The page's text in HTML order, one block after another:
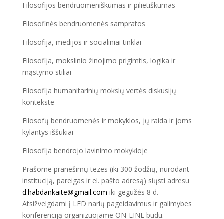
Filosofijos bendruomeniškumas ir pilietiškumas
Filosofinės bendruomenės sampratos
Filosofija, medijos ir socialiniai tinklai
Filosofija, mokslinio žinojimo prigimtis, logika ir
mąstymo stiliai
Filosofija humanitarinių mokslų vertės diskusijų
kontekste
Filosofų bendruomenės ir mokyklos, jų raida ir joms
kylantys iššūkiai
Filosofija bendrojo lavinimo mokykloje
Prašome pranešimų tezes (iki 300 žodžių, nurodant
instituciją, pareigas ir el. pašto adresą) siųsti adresu
d.habdankaite@gmail.com iki gegužės 8 d.
Atsižvelgdami į LFD narių pageidavimus ir galimybes
konferenciją organizuojame ON-LINE būdu.